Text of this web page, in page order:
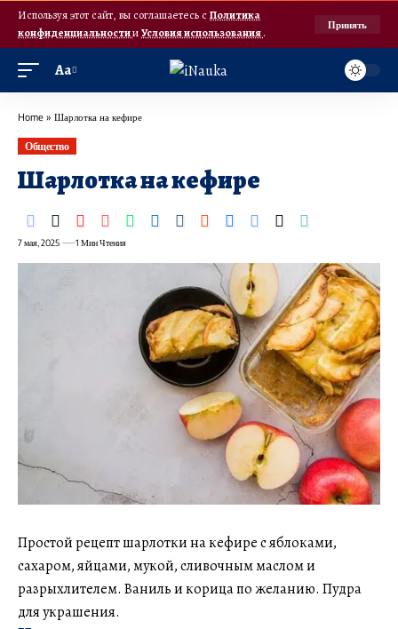
Используя этот сайт, вы соглашаетесь с Политика
конфиденциальностииУсловия использования.
Принять
Аа
Home » Шарлотка на кефире
Общество
Шарлотка на кефире
7 мая, 2025 1 Мин Чтения
Простой рецепт шарлотки на кефире с яблоками,
сахаром, яйцами, мукой, сливочным маслом и
разрыхлителем. Ваниль и корица по желанию. Пудра
для украшения.